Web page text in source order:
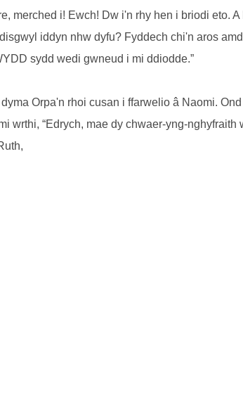
merched i! Ewch! Dw i'n rhy hen i briodi eto.
iddyn nhw dyfu? Fyddech chi'n aros
sydd wedi gwneud i mi ddiodde.”
Orpa'n rhoi cusan i ffarwelio â Naomi.
wrthi, “Edrych, mae dy chwaer-yng-